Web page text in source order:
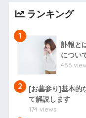
ランキング
1
訃報と
につい
456
2
[お墓参り]基本的
て解説します
174 views